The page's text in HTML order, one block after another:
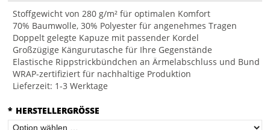
Stoffgewicht von 280 g/m² für optimalen Komfort
70% Baumwolle, 30% Polyester für angenehmes Tragen
Doppelt gelegte Kapuze mit passender Kordel
Großzügige Kängurutasche für Ihre Gegenstände
Elastische Rippstrickbündchen an Ärmelabschluss und Bund
WRAP-zertifiziert für nachhaltige Produktion
Lieferzeit: 1-3 Werktage
* HERSTELLERGRÖSSE